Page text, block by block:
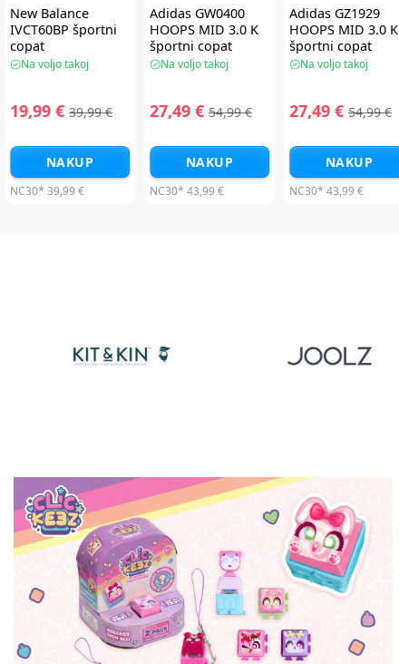
New Balance
IVCT60BP športni
copat
Na voljo takoj
19,99 € 39,99 €
NAKUP
NC30* 39,99 €
Adidas GW0400
HOOPS MID 3.0 K
športni copat
Na voljo takoj
27,49 € 54,99 €
NAKUP
NC30* 43,99 €
Adidas GZ1929
HOOPS MID 3.0 K
športni copat
Na voljo takoj
27,49 € 54,99 €
NAKUP
NC30* 43,99 €